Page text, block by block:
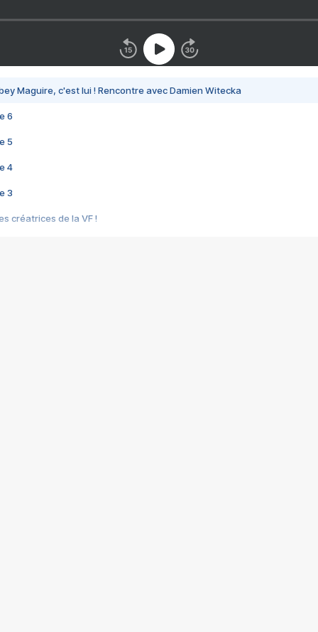
Maguire, c'est lui ! Rencontre avec Damien Witecka
6
5
4
3
créatrices de la VF !